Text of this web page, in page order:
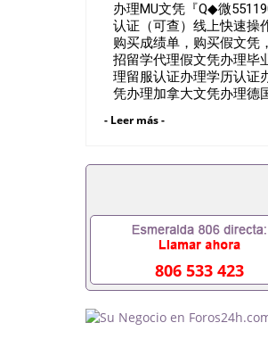
办理MU文凭『Q◆微
认证（可查）线上快速操
购买成绩单，购买假文凭
招留学代理假文凭办理毕
理留服认证办理学历认证
凭办理加拿大文凭办理德
福，OFFER，在读证明，
排。 国内找工作假的毕
外需要办理什么材料
什么材料551190476办
业怎么办理毕业证,没毕
因为递交材料不齐而被
不想读了,成绩不理想毕
551190476如何办理本
551190476国外本科毕业
毕业证551190476哪里可
- Leer más -
806 533 423